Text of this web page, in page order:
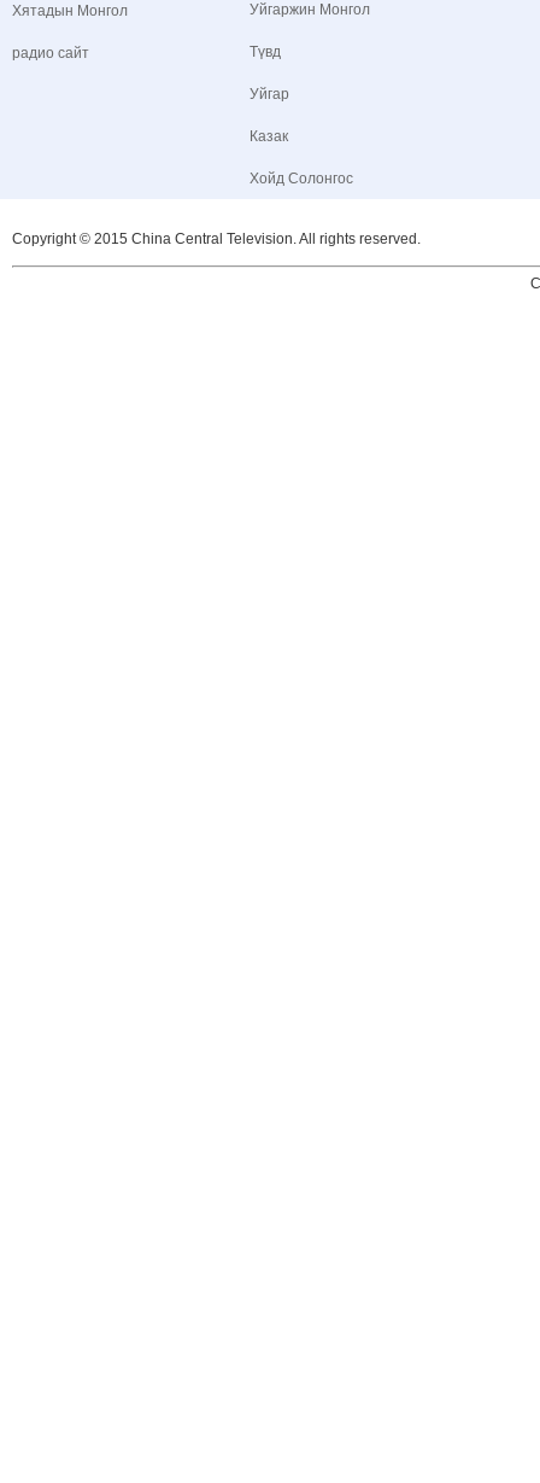
Хятадын Монгол
радио сайт
Уйгаржин Монгол
Түвд
Уйгар
Казак
Хойд Солонгос
Copyright © 2015 China Central Television. All rights reserved.